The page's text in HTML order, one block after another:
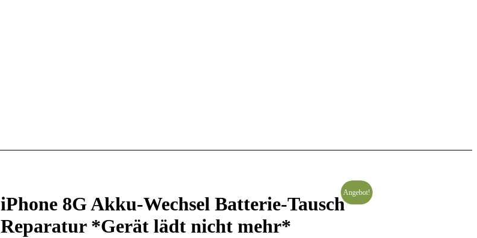
Angebot!
iPhone 8G Akku-Wechsel Batterie-Tausch
Reparatur *Gerät lädt nicht mehr*